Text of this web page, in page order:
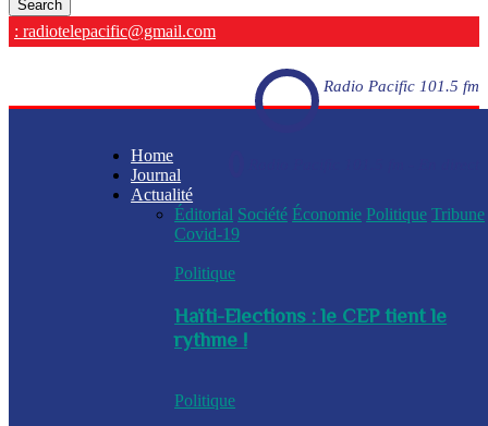
: radiotelepacific@gmail.com
Radio Pacific 101.5 fm
Home
Journal
Actualité
Éditorial Société Économie Politique Tribune
Covid-19
Politique
Haïti-Elections : le CEP tient le
rythme !
Politique